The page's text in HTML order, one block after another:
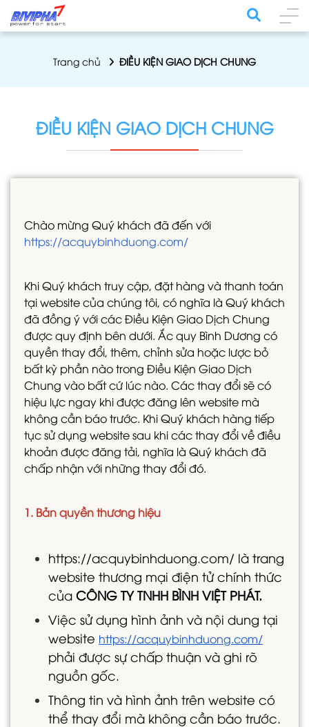
Trang chủ ĐIỀU KIỆN GIAO DỊCH CHUNG
ĐIỀU KIỆN GIAO DỊCH CHUNG
Chào mừng Quý khách đã đến với
https://acquybinhduong.com/
Khi Quý khách truy cập, đặt hàng và thanh toán
tại website của chúng tôi, có nghĩa là Quý khách
đã đồng ý với các Điều Kiện Giao Dịch Chung
được quy định bên dưới. Ắc quy Bình Dương có
quyền thay đổi, thêm, chỉnh sửa hoặc lược bỏ
bất kỳ phần nào trong Điều Kiện Giao Dịch
Chung vào bất cứ lúc nào. Các thay đổi sẽ có
hiệu lực ngay khi được đăng lên website mà
không cần báo trước. Khi Quý khách hàng tiếp
tục sử dụng website sau khi các thay đổi về điều
khoản được đăng tải, nghĩa là Quý khách đã
chấp nhận với những thay đổi đó.
1. Bản quyền thương hiệu
https://acquybinhduong.com/ là trang
website thương mại điện tử chính thức
của CÔNG TY TNHH BÌNH VIỆT PHÁT.
Việc sử dụng hình ảnh và nội dung tại
website https://acquybinhduong.com/
phải được sự chấp thuận và ghi rõ
nguồn gốc.
Thông tin và hình ảnh trên website có
thể thay đổi mà không cần báo trước.